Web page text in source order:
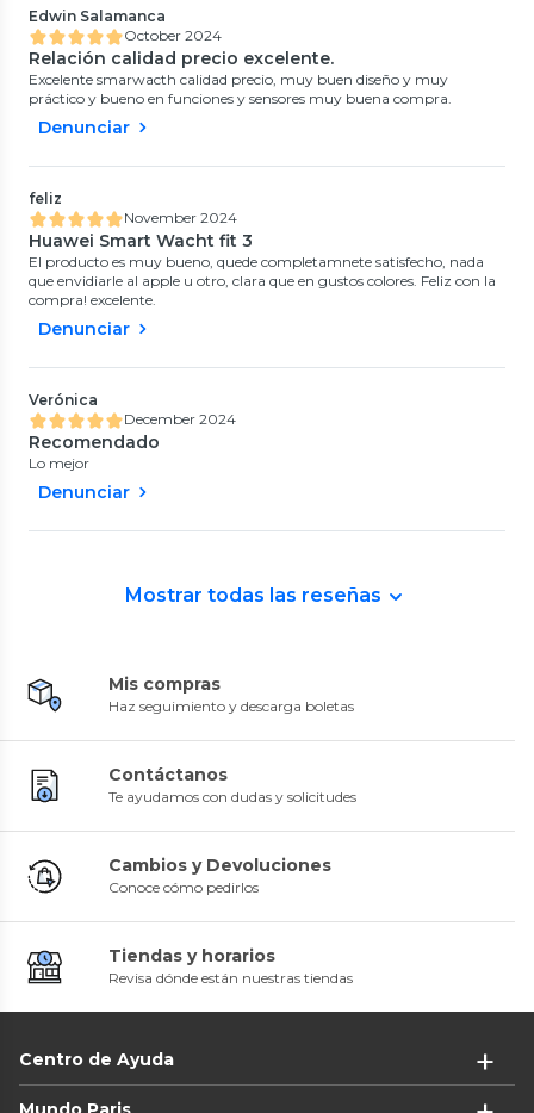
Edwin Salamanca
October 2024
Relación calidad precio excelente.
Excelente smarwacth calidad precio, muy buen diseño y muy
práctico y bueno en funciones y sensores muy buena compra.
Denunciar
feliz
November 2024
Huawei Smart Wacht fit 3
El producto es muy bueno, quede completamnete satisfecho, nada
que envidiarle al apple u otro, clara que en gustos colores. Feliz con la
compra! excelente.
Denunciar
Verónica
December 2024
Recomendado
Lo mejor
Denunciar
Mostrar todas las reseñas
Mis compras
Haz seguimiento y descarga boletas
Contáctanos
Te ayudamos con dudas y solicitudes
Cambios y Devoluciones
Conoce cómo pedirlos
Tiendas y horarios
Revisa dónde están nuestras tiendas
Centro de Ayuda